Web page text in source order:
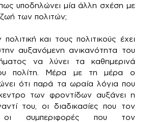
υποδηλώνει μία άλλη σχέση με
των πολιτών;
και τους πολιτικούς έχει
αυξανόμενη ανικανότητα του
να λύνει τα καθημερινά
πολίτη. Μέρα με τη μέρα ο
ότι παρά τα ωραία λόγια που
των φροντίδων αυξάνει η
του, οι διαδικασίες που τον
οι συμπεριφορές που τον